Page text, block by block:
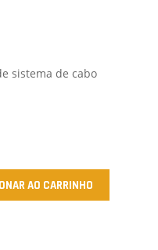
sistema de cabo
AO CARRINHO